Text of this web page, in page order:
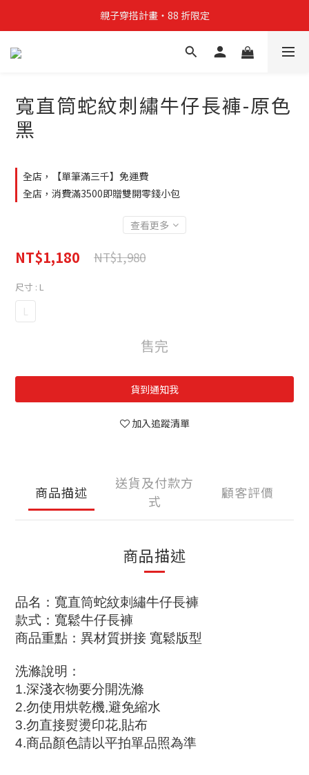
親子穿搭計畫・88 折限定
親子穿搭計畫・88 折限定
貼身補貨計畫  任選 6 件 $888
親子穿搭計畫・88 折限定
寬直筒蛇紋刺繡牛仔長褲-原色
黑
全店，【單筆滿三千】免運費
全店，消費滿3500即贈雙開零錢小包
查看更多
NT$1,180 NT$1,980
尺寸 : L
L
售完
貨到通知我
加入追蹤清單
商品描述
送貨及付款方
式
顧客評價
商品描述
品名：寬直筒蛇紋刺繡牛仔長褲
款式：寬鬆牛仔長褲
商品重點：異材質拼接 寬鬆版型
洗滌說明 ：
1.深淺衣物要分開洗滌
2.勿使用烘乾機,避免縮水
3.勿直接熨燙印花,貼布
4.商品顏色請以平拍單品照為準